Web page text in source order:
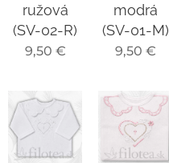
ružová
(SV-02-R)
9,50 €
modrá
(SV-01-M)
9,50 €